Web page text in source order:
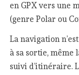
en GPX vers une
(genre Polar ou
La navigation
à sa sortie, même
suivi d’itinéraire.